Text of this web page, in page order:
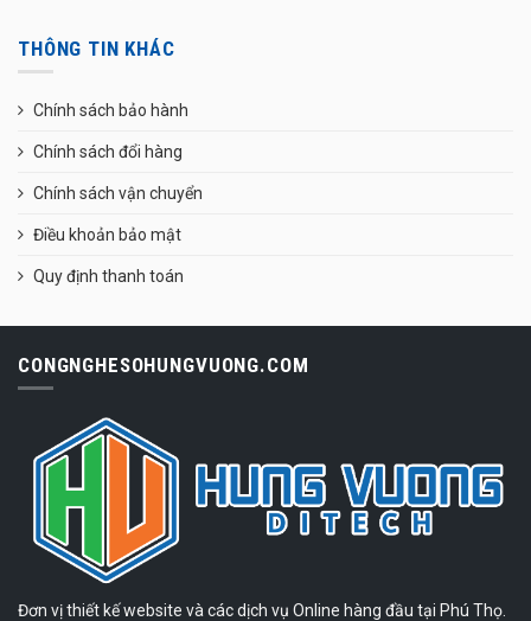
THÔNG TIN KHÁC
Chính sách bảo hành
Chính sách đổi hàng
Chính sách vận chuyển
Điều khoản bảo mật
Quy định thanh toán
CONGNGHESOHUNGVUONG.COM
Đơn vị thiết kế website và các dịch vụ Online hàng đầu tại Phú Thọ.